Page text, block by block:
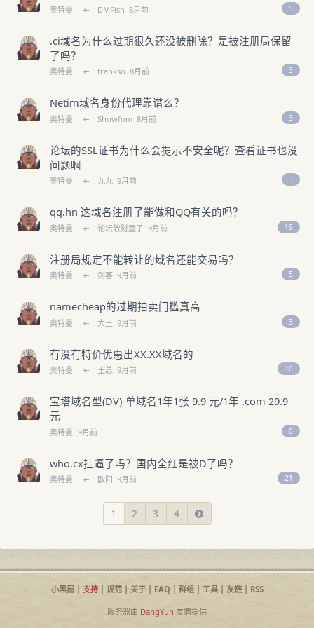
奥特曼 ← DMFish 8月前 5
.ci域名为什么过期很久还没被删除？是被注册局保留
了吗？
奥特曼 ← frankso 8月前 3
Netim域名身份代理靠谱么？
奥特曼 ← Showfom 8月前 3
论坛的SSL证书为什么会提示不安全呢？查看证书也没
问题啊
奥特曼 ← 九九 9月前 3
qq.hn 这域名注册了能做和QQ有关的吗？
奥特曼 ← 论坛散财童子 9月前 19
注册局规定不能转让的域名还能交易吗？
奥特曼 ← 剑客 9月前 5
namecheap的过期拍卖门槛真高
奥特曼 ← 大王 9月前 3
有没有特价优惠出XX.XX域名的
奥特曼 ← 王总 9月前 10
宝塔域名型(DV)-单域名1年1张 9.9 元/1年 .com 29.9
元
奥特曼 9月前 0
who.cx挂逼了吗？国内全红是被D了吗？
奥特曼 ← 欧阳 9月前 21
1 2 3 4
小黑屋| 支持| 规范| 关于| FAQ| 群组| 工具| 友链| RSS
服务器由 DangYun 友情提供